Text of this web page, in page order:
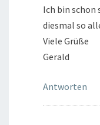
Ich bin schon
diesmal so
Viele Grüße
Gerald
Antworten